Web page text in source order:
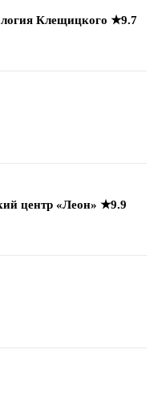
Клещицкого ★9.7
центр «Леон» ★9.9